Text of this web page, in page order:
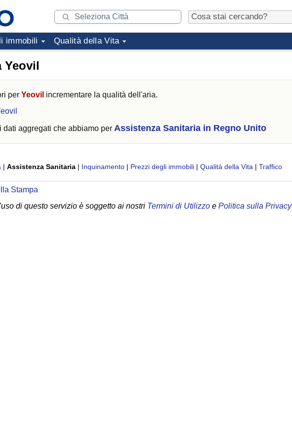
immobili Qualità della Vita
Yeovil
per Yeovil incrementare la qualità dell'aria.
aggregati che abbiamo per Assistenza Sanitaria in Regno Unito
| Assistenza Sanitaria | Inquinamento | Prezzi degli immobili | Qualità della Vita | Traffico
Stampa
di questo servizio è soggetto ai nostri Termini di Utilizzo e Politica sulla Privacy